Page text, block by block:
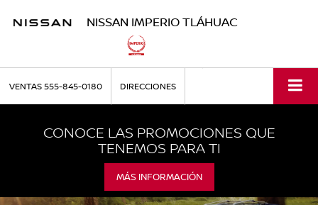
NISSAN IMPERIO TLÁHUAC
VENTAS555-845-0180 DIRECCIONES
CONOCE LAS PROMOCIONES QUE
TENEMOS PARA TI
MÁS INFORMACIÓN